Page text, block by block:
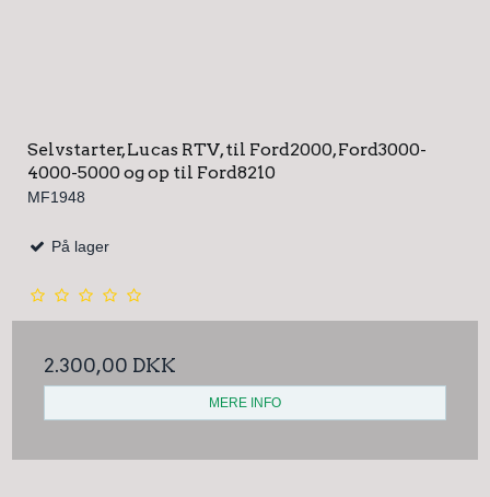
Selvstarter, Lucas RTV, til Ford2000, Ford3000-
4000-5000 og op til Ford8210
MF1948
På lager
2.300,00 DKK
MERE INFO